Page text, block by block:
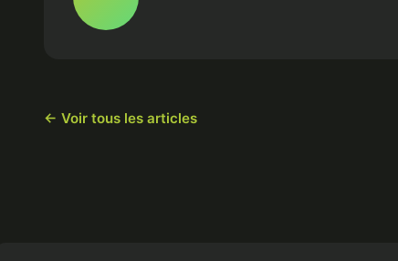
← Voir tous les articles